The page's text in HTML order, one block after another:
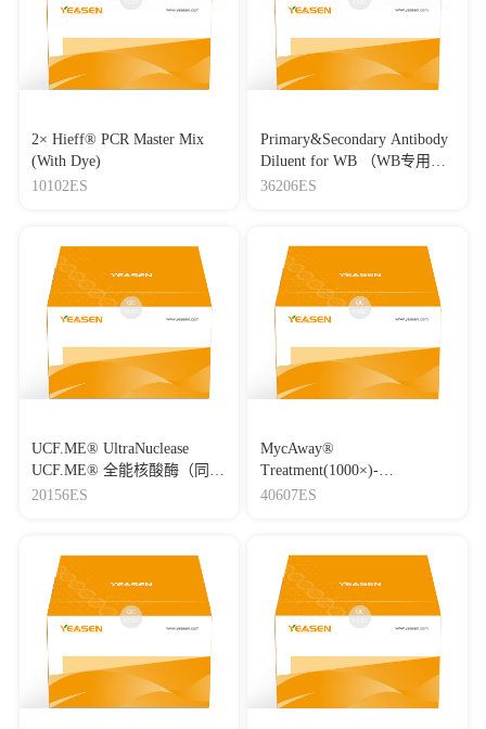
2× Hieff® PCR Master Mix
(With Dye)
10102ES
Primary&Secondary Antibody
Diluent for WB （WB专用一
抗二抗稀释液）
36206ES
UCF.ME® UltraNuclease
UCF.ME® 全能核酸酶（同
Benzonase）
20156ES
MycAway®
Treatment(1000×)-
Mycoplasma Elimination
40607ES